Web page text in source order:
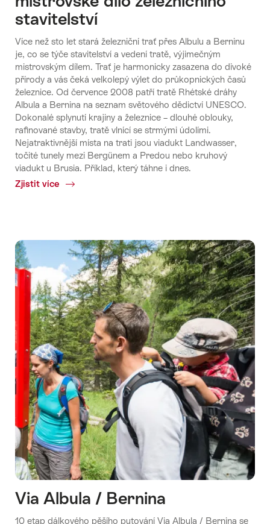
stavitelství
Více než sto let stará železniční trať přes Albulu a Berninu
je, co se týče stavitelství a vedení tratě, výjimečným
mistrovským dílem. Trať je harmonicky zasazena do divoké
přírody a vás čeká velkolepý výlet do průkopnických časů
železnice. Od července 2008 patří tratě Rhétské dráhy
Albula a Bernina na seznam světového dědictví UNESCO.
Dokonalé splynutí krajiny a železnice – dlouhé oblouky,
rafinované stavby, tratě vlnící se strmými údolími.
Nejatraktivnější místa na trati jsou viadukt Landwasser,
točité tunely mezi Bergünem a Predou nebo kruhový
viadukt u Brusia. Příklad, který táhne i dnes.
Zjistit více
Common.Of
mistrovské
dílo
železničního
stavitelství
Via Albula / Bernina
10 etap dálkového pěšího putování Via Albula / Bernina se